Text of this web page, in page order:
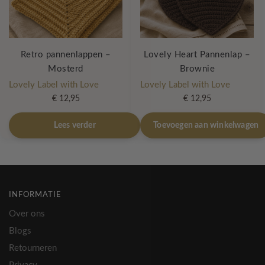
Retro pannenlappen –
Mosterd
Lovely Label with Love
€12,95
Lees verder
Lovely Heart Pannenlap –
Brownie
Lovely Label with Love
€12,95
Toevoegen aan winkelwagen
INFORMATIE
Over ons
Blogs
Retourneren